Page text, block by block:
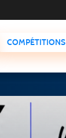
COMPÉTITIONS